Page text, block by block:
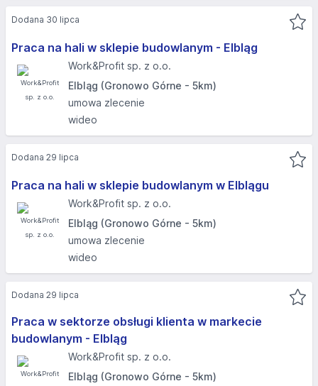
Praca na hali w sklepie budowlanym - Elbląg​
Work&Profit sp. z o.o.
Elbląg (Gronowo Górne - 5km)
umowa zlecenie
wideo
Dodana 30 lipca
Praca na hali w sklepie budowlanym w Elblągu
Work&Profit sp. z o.o.
Elbląg (Gronowo Górne - 5km)
umowa zlecenie
wideo
Dodana 29 lipca
Praca w sektorze obsługi klienta w markecie
budowlanym - Elbląg​
Work&Profit sp. z o.o.
Elbląg (Gronowo Górne - 5km)
Dodana 29 lipca